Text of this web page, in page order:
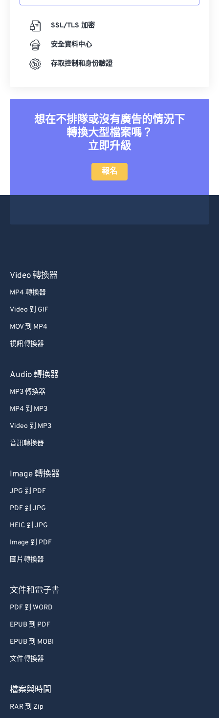
SSL/TLS 加密
安全資料中心
存取控制和身份驗證
想在不排隊或沒有廣告的情況下
轉換大型檔案嗎？
立即升級
報名
Video 轉換器
MP4 轉換器
Video 到 GIF
MOV 到 MP4
視訊轉換器
Audio 轉換器
MP3 轉換器
MP4 到 MP3
Video 到 MP3
音訊轉換器
Image 轉換器
JPG 到 PDF
PDF 到 JPG
HEIC 到 JPG
Image 到 PDF
圖片轉換器
文件和電子書
PDF 到 WORD
EPUB 到 PDF
EPUB 到 MOBI
文件轉換器
檔案與時間
RAR 到 Zip